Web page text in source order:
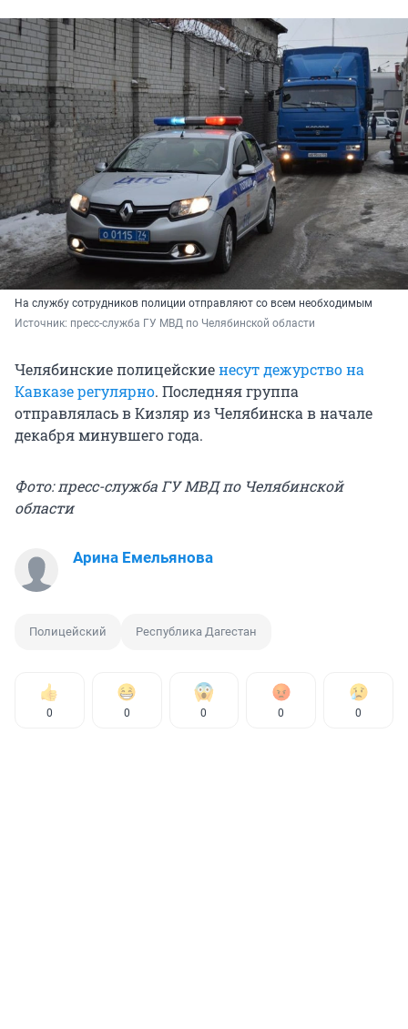
На службу сотрудников полиции отправляют со всем необходимым
Источник: пресс-служба ГУ МВД по Челябинской области
Челябинские полицейскиенесут дежурство на
Кавказе регулярно. Последняя группа
отправлялась в Кизляр из Челябинска в начале
декабря минувшего года.
Фото: пресс-служба ГУ МВД по Челябинской
области
Арина Емельянова
Полицейский Республика Дагестан
0 0 0 0 0